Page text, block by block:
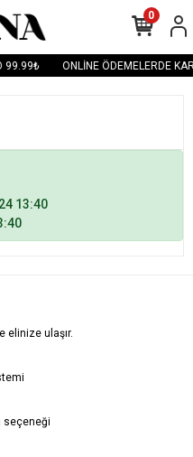
99.99₺ ONLİNE ÖDEMELERDE
0
13:40
elinize ulaşır.
seçeneği